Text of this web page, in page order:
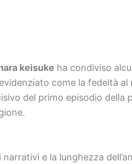
keisuke ha condiviso
come la fedeltà al
del primo episodio della
e la lunghezza